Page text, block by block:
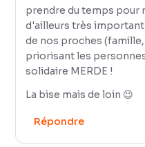
prendre du temps pour
d'ailleurs très
de nos proches (famille,
priorisant les
solidaire MERDE !
La bise mais de loin 😉
Répondre